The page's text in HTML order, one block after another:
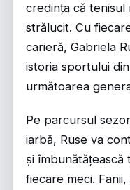
credința că
strălucit. Cu
carieră, Gabriela
istoria sportului
următoarea
Pe parcursul
iarbă, Ruse va
și îmbunătățească
fiecare meci.